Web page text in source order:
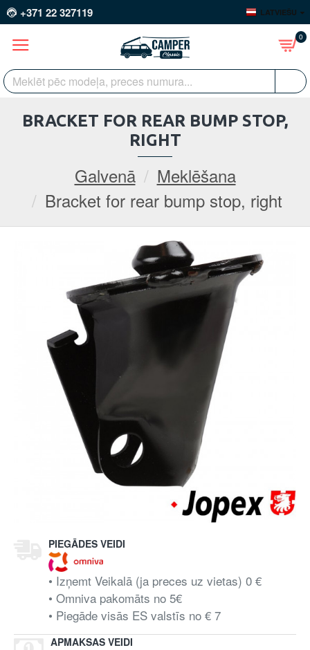
+371 22 327119 LATVIEŠU
0
Galvenā
Meklēšana
Bracket for rear bump stop, right
BRACKET FOR REAR BUMP STOP,
RIGHT
PIEGĀDES VEIDI
• Izņemt Veikalā (ja preces uz vietas) 0 €
• Omniva pakomāts no 5€
• Piegāde visās ES valstīs no € 7
APMAKSAS VEIDI